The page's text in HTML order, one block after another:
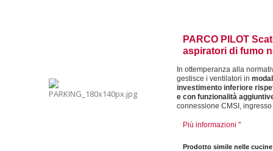
PARCO PILOT
aspiratori di fumo
In ottemperanza alla
gestisce i ventilatori in
investimento inferiore
e con funzionalità
connessione CMSI,
Più informazioni "
Prodotto simile nelle